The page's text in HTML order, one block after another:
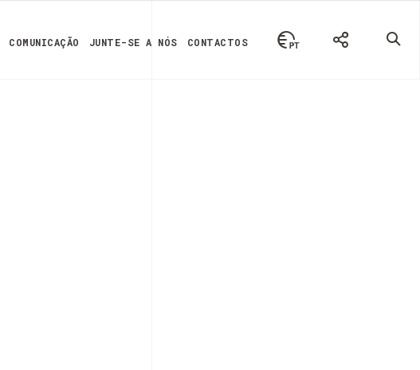
COMUNICAÇÃO JUNTE-SE A NÓS CONTACTOS